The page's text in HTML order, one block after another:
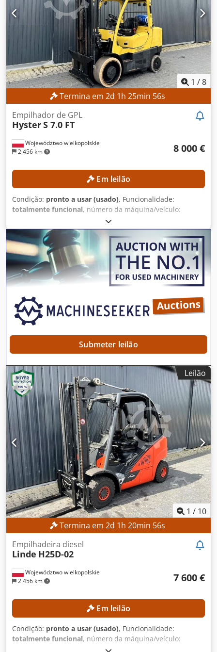
Dsdpezrgcyefx Abqewa Tipo de motorização: Motor a
combustão interna Altura total: 3.600 mm EQUIPAMENTO
Deslocador lateral Ajustador de garfos Aquecimento
Cabine fechada Referência externa: SL13276SP
1 /8
Termina em 2d 1h 25min 54s
Województwo wielkopolskie
2 456 km
Empilhador de GPL
HysterS 7.0 FT
8 000 €
Em leilão
Condição: pronto a usar (usado), Funcionalidade:
totalmente funcional, número da máquina/veículo:
, Ano de fabrico:
funcionamento:9 371 h, capacidade de carga:7 000 kg,
altura de elevação:7 100 mm , elevação livre: 1 845 mm,
tipo de combustível: gás, tipo de mastro:triplex , altura de
construção:3 500 mm , Sem preço mínimo – venda
garantida ao melhor lance! DETALHES TÉCNICOS
Capacidade de carga: 7.000 kg Altura máxima de elevação:
MÁQUINA Tipo de mastro: Triplex Classe ISO: 4 (5.000–
10.000 kg) Tipo de transmissão: Motor a combustão interna
Altura total: 3.500 mm EQUIPAMENTO Dwodszrgcmjpfx
Submeter leilão
Leilão
1 / 10
Termina em 2d 1h 20min 54s
Województwo wielkopolskie
2 456 km
Empilhadeira diesel
Linde H25D-02
7 600 €
Em leilão
Condição: pronto a usar (usado), Funcionalidade:
totalmente funcional, número da máquina/veículo:
, Ano de fabrico: